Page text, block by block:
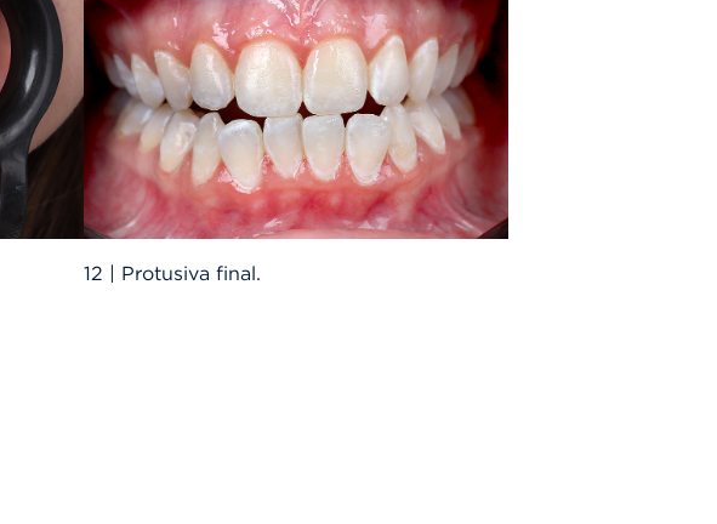
12 | Protusiva final.